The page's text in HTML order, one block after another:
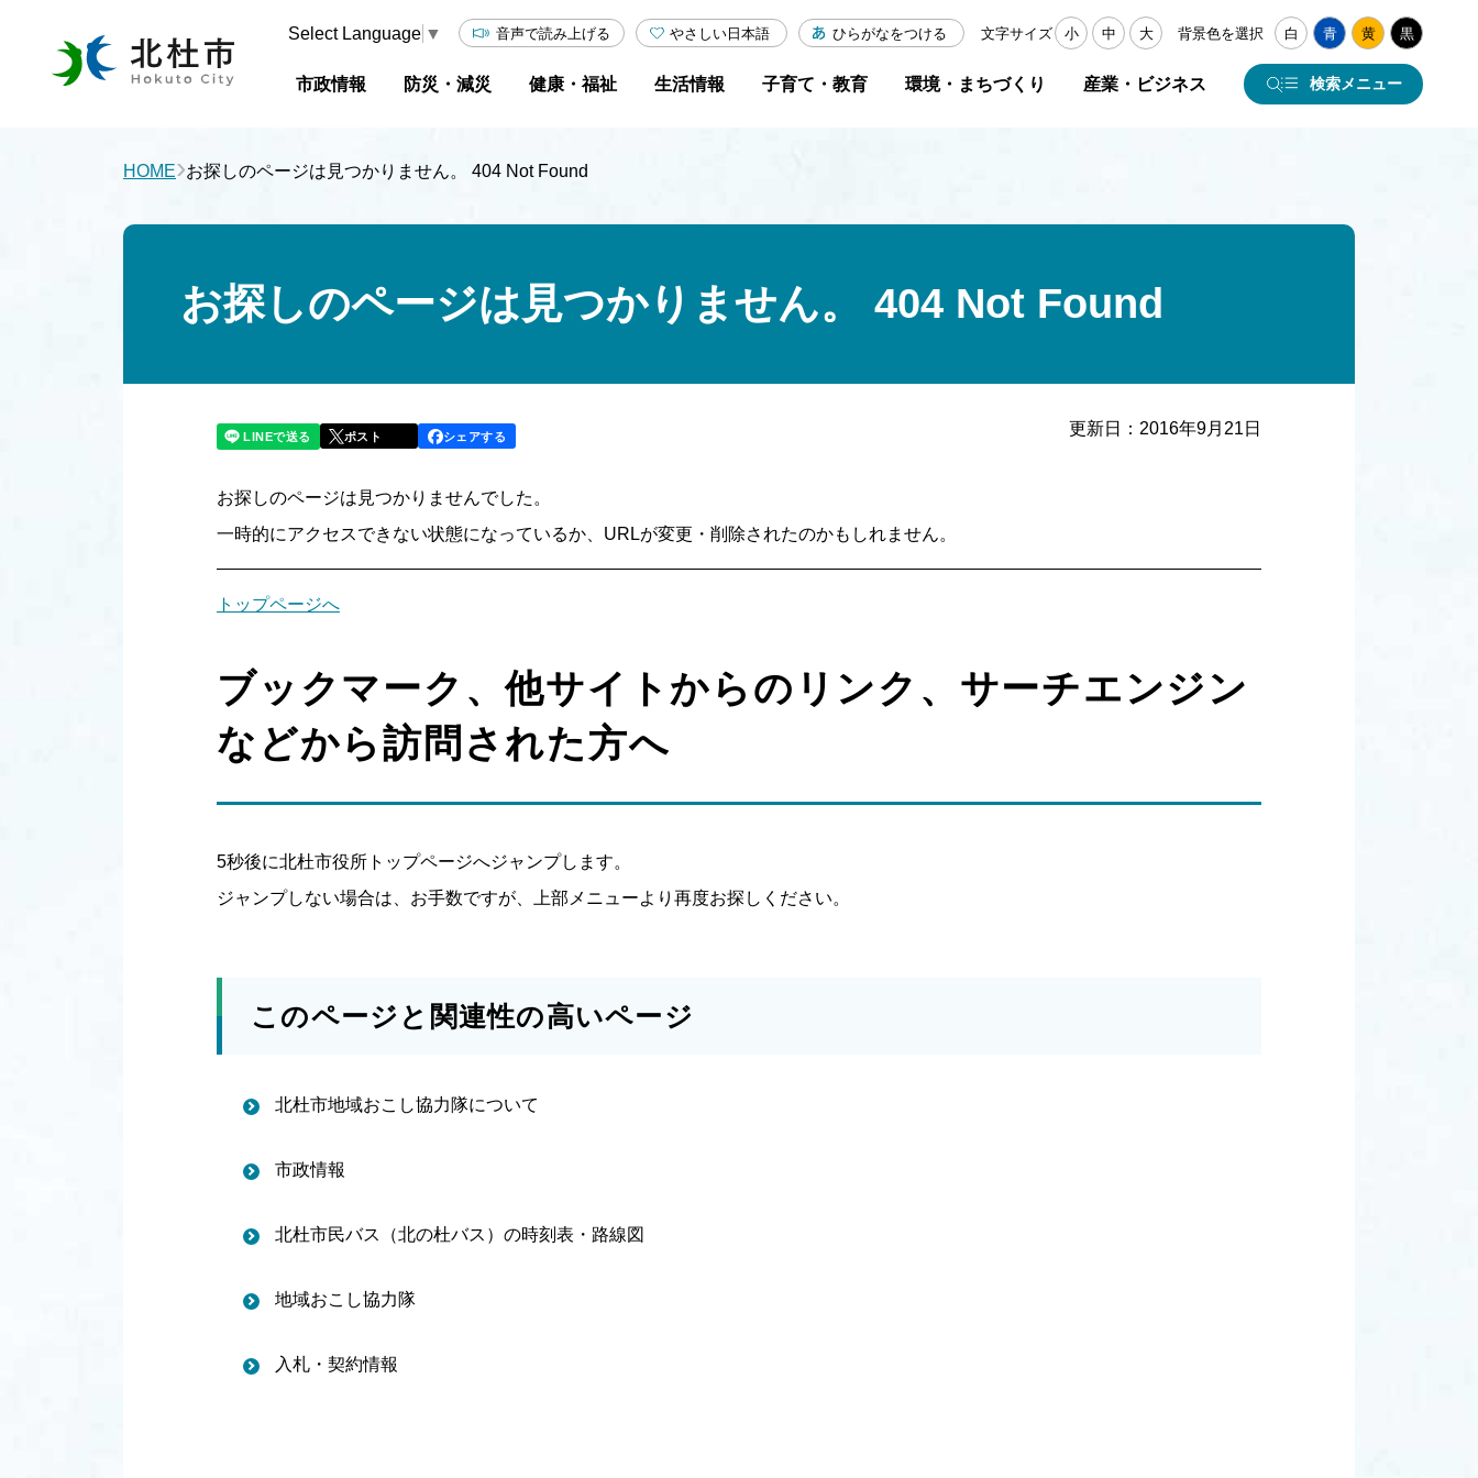
Select Language ▼ 音声で読み上げる やさしい日本語 ひらがなをつける 文字サイズ 小 中 大 背景色を選択 白 青 黄 黒
市政情報 防災・減災 健康・福祉 生活情報 子育て・教育 環境・まちづくり 産業・ビジネス 検索メニュー
HOME›お探しのページは見つかりません。 404 Not Found
お探しのページは見つかりません。 404 Not Found
LINEで送る ポスト シェアする 更新日： 2016年9月21日
お探しのページは見つかりませんでした。
一時的にアクセスできない状態になっているか、URLが変更・削除されたのかもしれません。
トップページへ
ブックマーク、他サイトからのリンク、サーチエンジン
などから訪問された方へ
5秒後に北杜市役所トップページへジャンプします。
ジャンプしない場合は、お手数ですが、上部メニューより再度お探しください。
このページと関連性の高いページ
北杜市地域おこし協力隊について
市政情報
北杜市民バス（北の杜バス）の時刻表・路線図
地域おこし協力隊
入札・契約情報